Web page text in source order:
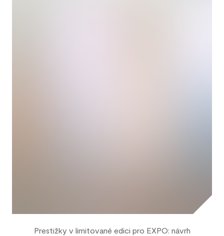
Prestižky v limitované edici pro EXPO: návrh